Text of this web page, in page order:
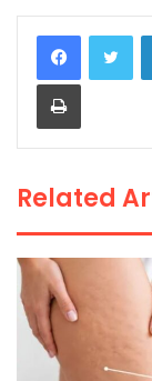
c
e
b
o
k
itt
er
Print
Related